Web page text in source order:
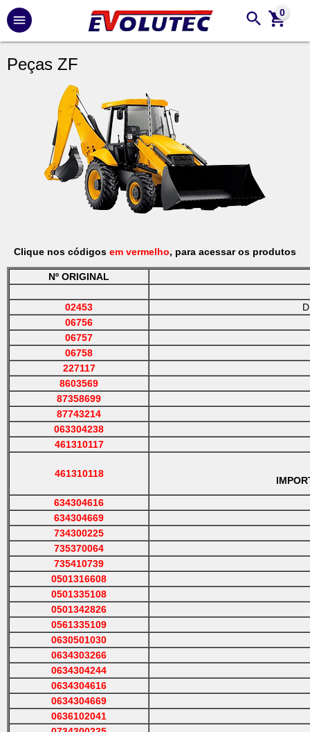
0
Peças ZF
Clique nos códigos em vermelho, para acessar os produtos
Nº ORIGINAL
02453
06756
06757
06758
227117
8603569
87358699
87743214
063304238
461310117
461310118
634304616
634304669
734300225
735370064
735410739
0501316608
0501335108
0501342826
0561335109
0630501030
0634303266
0634304244
0634304616
0634304669
0636102041